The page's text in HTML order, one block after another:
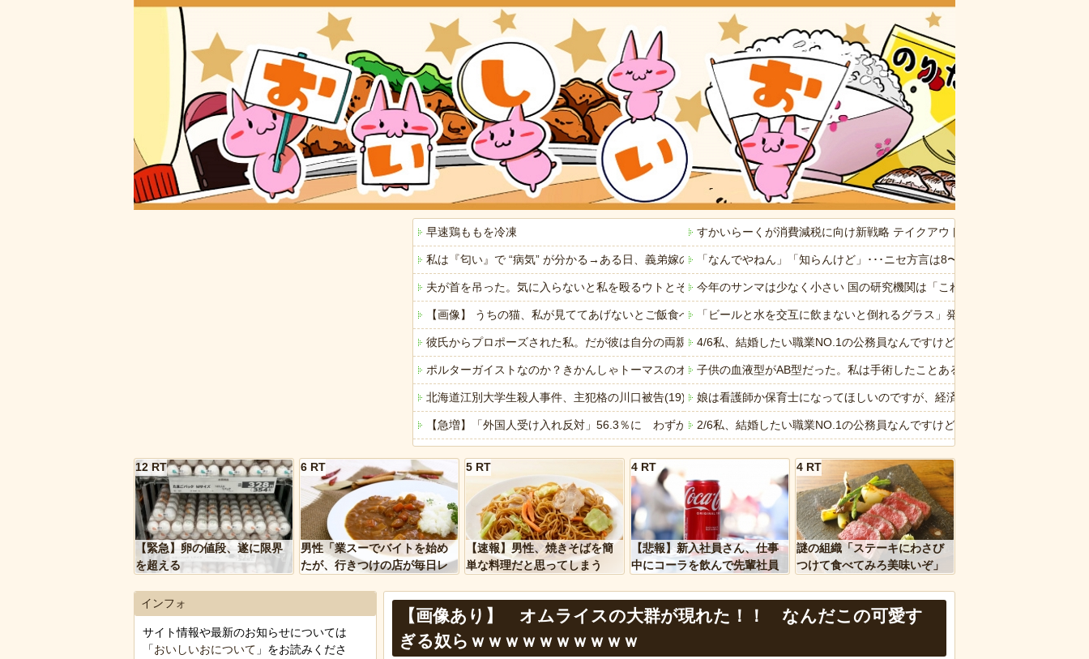
早速鶏ももを冷凍
私は『匂い』で “病気” が分かる→ある日、義弟嫁の子供から「ガンの匂い」がし始めたので、夫経由で「ガンではないか」と伝
夫が首を吊った。気に入らないと私を殴るウトとそれを傍観するトメに生活費をくれない夫…地獄の義実家をでて離婚しようと
【画像】 うちの猫、私が見ててあげないとご飯食べないのなんでなん
彼氏からプロポーズされた私。だが彼は自分の両親に私の存在を一度も報告してなかった
ポルターガイストなのか？きかんしゃトーマスのオモチャが勝手に動き回る
北海道江別大学生殺人事件、主犯格の川口被告(19)に無期懲役の判決
【急増】「外国人受け入れ反対」56.3％に わずか2年で20.7ポイント増、東大調査「若い世代ほど増加」
「ぞわっとした…」カルディで売っているコーヒーのパッケージが“一瞬怖い”と話題にwwww
「アメリカのヤンキーがアジア人にケンカを売った結果ｗｗｗ」 ほか
「あなたはアメリカを愛していますか」「はい」トランプ、国防総省職員数千人をウソ発見器にかける方針
ヒーローのサバイバルアクション Siege Survivors
【中国】パトカーの前で好演技www当たり屋やお煽り運転など盛りだくさん
すかいらーくが消費減税に向け新戦略 テイクアウト商品は1%へ 店内飲食は
「なんでやねん」「知らんけど」･･･ニセ方言は8〜9割が関西弁 使う理由
今年のサンマは少なく小さい 国の研究機関は「これまでになく厳しい年にな
「ビールと水を交互に飲まないと倒れるグラス」発売 適正飲酒を施す
4/6私、結婚したい職業NO.1の公務員なんですけど、嫁が子供連れて家出
子供の血液型がAB型だった。私は手術したことあるからA型で合ってるし
娘は看護師か保育士になってほしいのですが、経済学部に行きたいと言い
2/6私、結婚したい職業NO.1の公務員なんですけど、嫁が子供連れて家出
長友、引退撤回！FC東京と再契約ｷﾀ━━━━(ﾟ∀ﾟ)━━━━!!
近所のコープにいる爺さん、隙あらば他人のカゴに商品を入れようとする
すまん、マジのガチでウーバーが無理なんやが
電車を待っていたら…目の前からすごい視線を感じた😂
【悲報】味噌ラーメンで行列、出来ない
12 RT
【緊急】卵の値段、遂に限界
を超える
6 RT
男性「業スーでバイトを始め
たが、行きつけの店が毎日レ
5 RT
【速報】男性、焼きそばを簡
単な料理だと思ってしまう
4 RT
【悲報】新入社員さん、仕事
中にコーラを飲んで先輩社員
4 RT
謎の組織「ステーキにわさび
つけて食べてみろ美味いぞ」
【画像あり】 オムライスの大群が現れた！！ なんだこの可愛す
ぎる奴らｗｗｗｗｗｗｗｗｗｗ
インフォ
サイト情報や最新のお知らせについては
「おいしいおについて 」をお読みくださ